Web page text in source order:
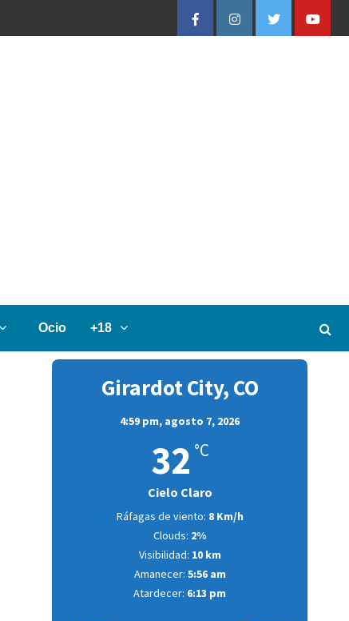
FacebookInstagramTwitterYoutube
Ocio +18
Girardot City, CO
4:59 pm, agosto 7, 2026
32 °C
Cielo Claro
Ráfagas de viento: 8 Km/h
Clouds: 2%
Visibilidad: 10 km
Amanecer: 5:56 am
Atardecer: 6:13 pm